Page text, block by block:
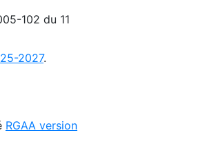
102 du 11
2027.
RGAA version